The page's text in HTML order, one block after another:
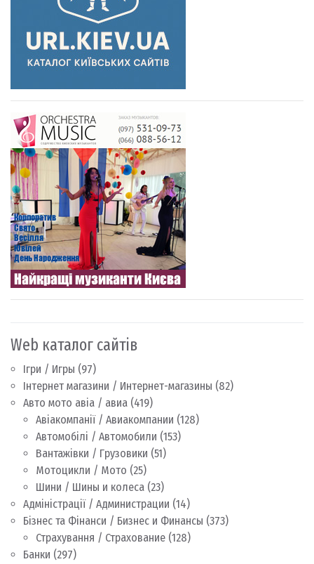
Web каталог сайтів
Ігри / Игры (97)
Інтернет магазини / Интернет-магазины (82)
Авто мото авіа / авиа (419)
Авіакомпанії / Авиакомпании (128)
Автомобілі / Автомобили (153)
Вантажівки / Грузовики (51)
Мотоцикли / Мото (25)
Шини / Шины и колеса (23)
Адміністрації / Администрации (14)
Бізнес та Фінанси / Бизнес и Финансы (373)
Страхування / Страхование (128)
Банки (297)